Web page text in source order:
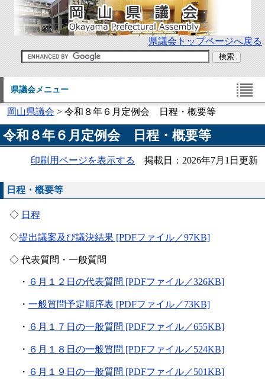
県議会トップページへ戻る
県議会メニュー
岡山県議会 > 令和８年６月定例会 日程・概要等
令和８年６月定例会 日程・概要等
印刷用ページを表示する 掲載日：2026年7月1日更新
日程・概要等
◇ 日程
◇提出議案及び議決結果 [PDFファイル／97KB]
◇ 代表質問・一般質問
・ ６月１２日の代表質問 [PDFファイル／326KB]
・ 一般質問予定順序表 [PDFファイル／73KB]
・ ６月１７日の一般質問 [PDFファイル／655KB]
・ ６月１８日の一般質問 [PDFファイル／524KB]
・ ６月１９日の一般質問 [PDFファイル／501KB]